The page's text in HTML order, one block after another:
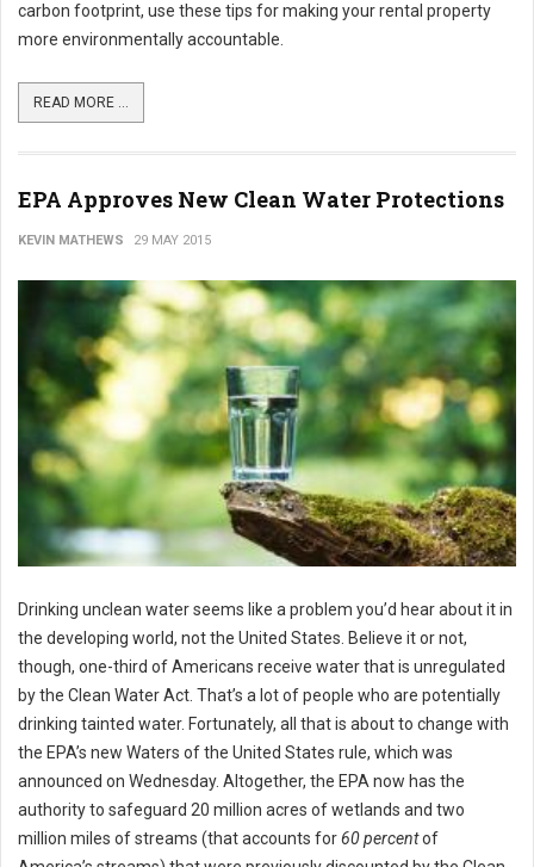
carbon footprint, use these tips for making your rental property
more environmentally accountable.
READ MORE ...
EPA Approves New Clean Water Protections
KEVIN MATHEWS 29 MAY 2015
Drinking unclean water seems like a problem you’d hear about it in
the developing world, not the United States. Believe it or not,
though, one-third of Americans receive water that is unregulated
by the Clean Water Act. That’s a lot of people who are potentially
drinking tainted water. Fortunately, all that is about to change with
the EPA’s new Waters of the United States rule, which was
announced on Wednesday. Altogether, the EPA now has the
authority to safeguard 20 million acres of wetlands and two
million miles of streams (that accounts for60 percentof